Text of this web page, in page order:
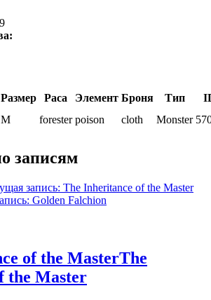
Размер Раса Элемент Броня Тип
M forester poison cloth Monster
записям
запись: The Inheritance of the Master
Golden Falchion
of the MasterThe
the Master